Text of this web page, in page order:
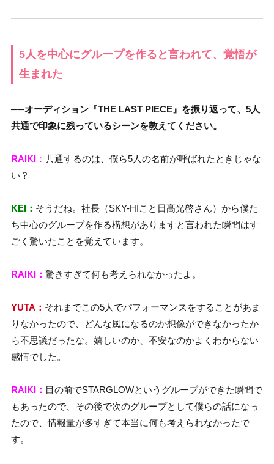
5人を中心にグループを作ると言われて、覚悟が
生まれた
──オーディション『THE LAST PIECE』を振り返って、5人
共通で印象に残っているシーンを教えてください。
RAIKI ： 共通するのは、僕ら5人の名前が呼ばれたときじゃな
い？
KEI： そうだね。社長（SKY-HIこと日髙光啓さん）から僕た
ち中心のグループを作る構想がありますと言われた瞬間はす
ごく驚いたことを覚えています。
RAIKI： 驚きすぎて何も考えられなかったよ。
YUTA： それまでこの5人でパフォーマンスをすることがあま
りなかったので、どんな風になるのか想像ができなかったか
ら不思議だったな。嬉しいのか、不安なのかよくわからない
感情でした。
RAIKI： 目の前でSTARGLOWというグループができた瞬間で
もあったので、その後で次のグループとして僕らの話になっ
たので、情報量が多すぎて本当に何も考えられなかったで
す。